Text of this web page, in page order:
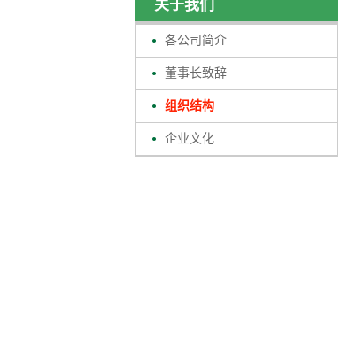
关于我们
各公司简介
董事长致辞
组织结构
企业文化